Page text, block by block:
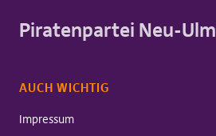
Piratenpartei Neu-Ulm
AUCH WICHTIG
Impressum